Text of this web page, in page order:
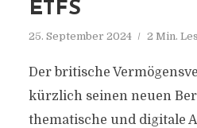
ETFS
25. September 2024 2 Min.
Der britische
kürzlich seinen neuen
thematische und digitale